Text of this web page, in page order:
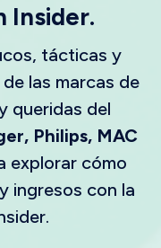
Insider.
tácticas y
las marcas de
queridas del
Philips, MAC
explorar cómo
ingresos con la